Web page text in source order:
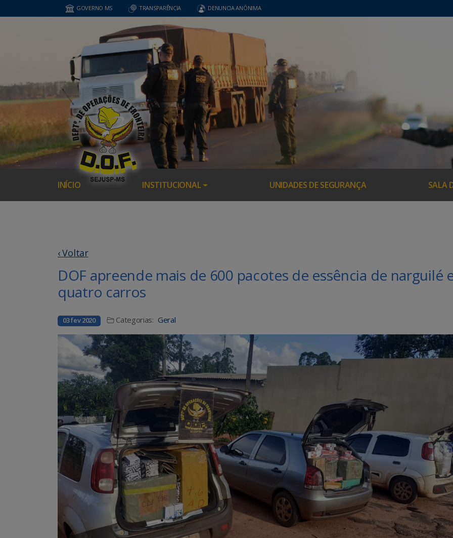
GOVERNO MS TRANSPARÊNCIA DENUNCIA ANÔNIMA
INÍCIO INSTITUCIONAL UNIDADES DE SEGURANÇA SALA
‹ Voltar
DOF apreende mais de 600 pacotes de essência de narguilé
quatro carros
03 fev 2020 Categorias: Geral